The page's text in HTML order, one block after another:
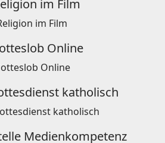
im Film
Online
katholisch